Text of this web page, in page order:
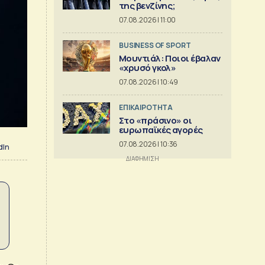
της βενζίνης;
07.08.2026 | 11:00
BUSINESS OF SPORT
Μουντιάλ: Ποιοι έβαλαν
«χρυσό γκολ»
07.08.2026 | 10:49
ΕΠΙΚΑΙΡΟΤΗΤΑ
Στο «πράσινο» οι
ευρωπαϊκές αγορές
07.08.2026 | 10:36